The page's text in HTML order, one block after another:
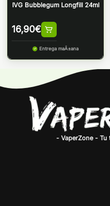
IVG Bubblegum Longfill 24ml
16,90€
Entrega maÃ±ana
- VaperZone - Tu